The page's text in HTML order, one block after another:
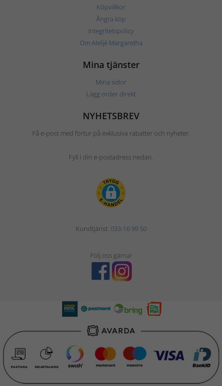
Köpvillkor
Ångra köp
Integritetspolicy
Om Ateljé Margaretha
Mina tjänster
Mina sidor
Lägg order direkt
NYHETSBREV
Få e-post med förtur på exklusiva rabatter och nyheter.
Fyll i din e-postadress nedan.
Kundtjänst: 033-16 99 50
Följ oss gärna!